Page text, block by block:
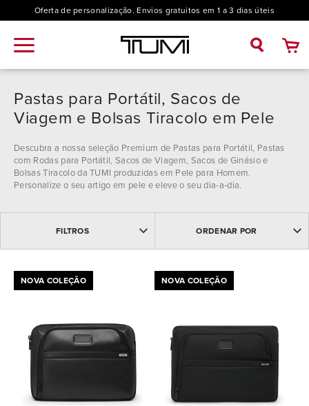
Oferta de personalização. Envios gratuitos em 1 a 3 dias úteis
Pastas para Portátil, Sacos de
Viagem e Bolsas Tiracolo em Pele
Descubra a nossa seleção Premium de Pastas para Portátil, Pastas
com Rodas para Portátil, Sacos de Viagem, Sacos de Ginásio e
Bolsas Tiracolo da TUMI produzidas em Pele para Homem.
Personalize o seu artigo em pele e eleve o seu dia-a-dia.
FILTROS
Coleção
Alpha Bravo (1)
Harrisson (6)
Modelo
ORDENAR POR
MAIS RECENTES
NOME: ASCENDENTE
PREÇO DESCENDENTE
PREÇO ASCENDENTE
NOVA COLEÇÃO NOVA COLEÇÃO